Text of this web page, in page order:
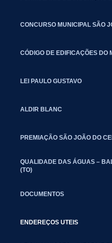
CONCURSO MUNICIPAL SÃO
CÓDIGO DE EDIFICAÇÕES DO
LEI PAULO GUSTAVO
ALDIR BLANC
PREMIAÇÃO SÃO JOÃO DO
QUALIDADE DAS ÁGUAS –
(TO)
DOCUMENTOS
ENDEREÇOS UTEIS